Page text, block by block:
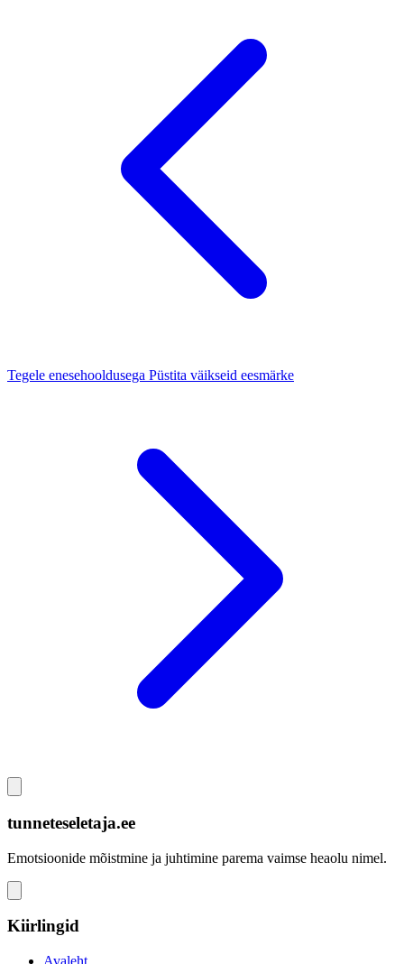
Tegele enesehooldusega Püstita väikseid eesmärke
tunneteseletaja.ee
Emotsioonide mõistmine ja juhtimine parema vaimse heaolu nimel.
Kiirlingid
Avaleht